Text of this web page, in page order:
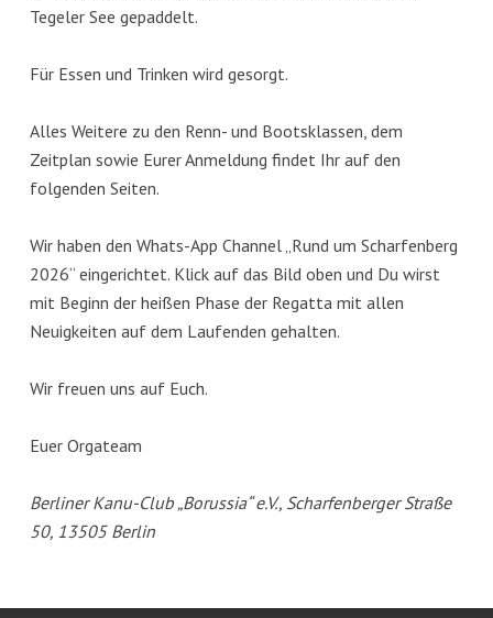
Tegeler See gepaddelt.
Für Essen und Trinken wird gesorgt.
Alles Weitere zu den Renn- und Bootsklassen, dem
Zeitplan sowie Eurer Anmeldung findet Ihr auf den
folgenden Seiten.
Wir haben den Whats-App Channel „Rund um Scharfenberg
2026“ eingerichtet. Klick auf das Bild oben und Du wirst
mit Beginn der heißen Phase der Regatta mit allen
Neuigkeiten auf dem Laufenden gehalten.
Wir freuen uns auf Euch.
Euer Orgateam
Berliner Kanu-Club „Borussia“ e.V., Scharfenberger Straße
50, 13505 Berlin